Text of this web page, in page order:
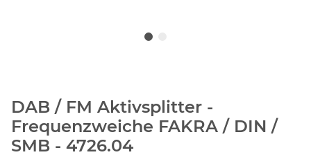
DAB / FM Aktivsplitter -
Frequenzweiche FAKRA / DIN /
SMB - 4726.04